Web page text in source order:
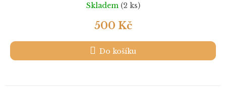
Skladem (2 ks)
500 Kč
Do košíku